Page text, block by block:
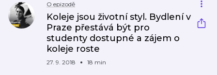
O epizodě
Koleje jsou životní styl. Bydlení v
Praze přestává být pro
studenty dostupné a zájem o
koleje roste
27. 9. 2018 18 min